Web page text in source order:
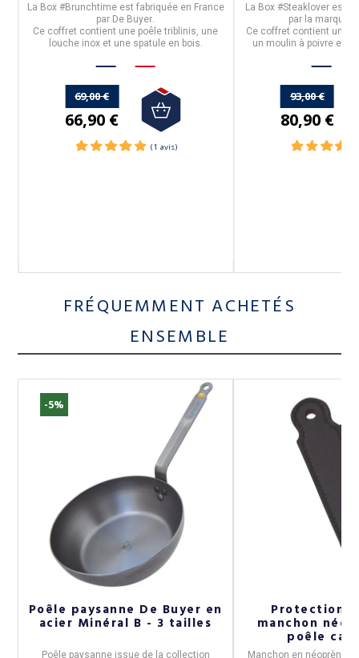
La Box #Brunchtimeest fabriquée en France
par De Buyer.
Ce coffret contient une poêle triblinis, une
louche inox et une spatule en bois.
69,00 €
66,90 €
La Box #Steaklover est
par la marque
Ce coffret contient une
un moulin à poivre et
93,00 €
80,90 €
FRÉQUEMMENT ACHETÉS
ENSEMBLE
-5%
Poêle paysanne De Buyer en
acier Minéral B - 3 tailles
Poêle paysanneissue de la collection
Protection
manchon
poêle
Manchon en néoprène